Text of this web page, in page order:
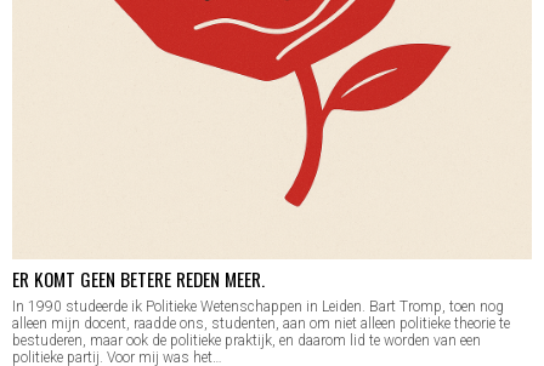
ER KOMT GEEN BETERE REDEN MEER.
In 1990 studeerde ik Politieke Wetenschappen in Leiden. Bart Tromp, toen nog
alleen mijn docent, raadde ons, studenten, aan om niet alleen politieke theorie te
bestuderen, maar ook de politieke praktijk, en daarom lid te worden van een
politieke partij. Voor mij was het…